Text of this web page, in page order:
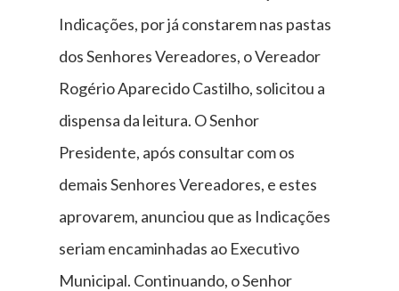
Indicações, por já constarem nas pastas
dos Senhores Vereadores, o Vereador
Rogério Aparecido Castilho, solicitou a
dispensa da leitura. O Senhor
Presidente, após consultar com os
demais Senhores Vereadores, e estes
aprovarem, anunciou que as Indicações
seriam encaminhadas ao Executivo
Municipal. Continuando, o Senhor